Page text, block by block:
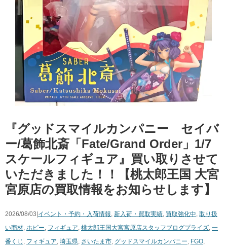
『グッドスマイルカンパニー セイバ
ー/葛飾北斎「Fate/Grand Order」1/7
スケールフィギュア』買い取りさせて
いただきました！！【桃太郎王国 大宮
宮原店の買取情報をお知らせします】
2026/08/03| イベント・予約・入荷情報, 新入荷・買取実績, 買取強化中, 取り扱
い商材, ホビー, フィギュア, 桃太郎王国大宮宮原店スタッフブログプライズ, 一
番くじ , フィギュア, 埼玉県, さいたま市, グッドスマイルカンパニー, FGO,